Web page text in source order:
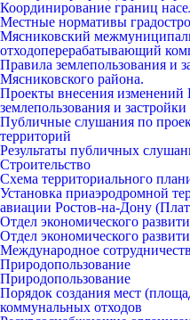
Координирование границ
Местные нормативы
Мясниковский
отходоперерабатывающий
Правила землепользования и
Мясниковского района.
Проекты внесения
землепользования и
Публичные слушания по
территорий
Результаты публичных
Строительство
Схема территориального
Установка приаэродромной
авиации Ростов-на-Дону
Отдел экономического
Отдел экономического
Международное
Природопользование
Природопользование
Порядок создания мест
коммунальных отходов